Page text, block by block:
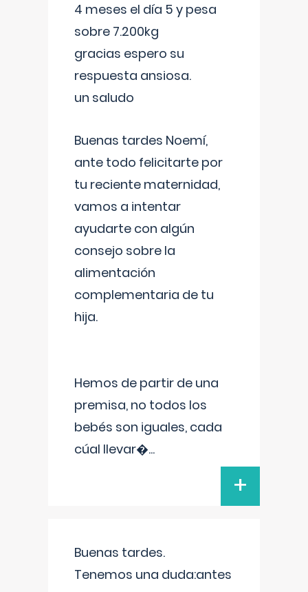
4 meses el día 5 y pesa
sobre 7.200kg
gracias espero su
respuesta ansiosa.
un saludo
Buenas tardes Noemí,
ante todo felicitarte por
tu reciente maternidad,
vamos a intentar
ayudarte con algún
consejo sobre la
alimentación
complementaria de tu
hija.
Hemos de partir de una
premisa, no todos los
bebés son iguales, cada
cúal llevar�...
+
Buenas tardes.
Tenemos una duda:antes